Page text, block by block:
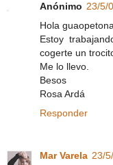
Anónimo 23/5/
Hola
Estoy
cogerte un
Me lo llevo.
Besos
Rosa Ardá
Responder
Mar Varela 23/